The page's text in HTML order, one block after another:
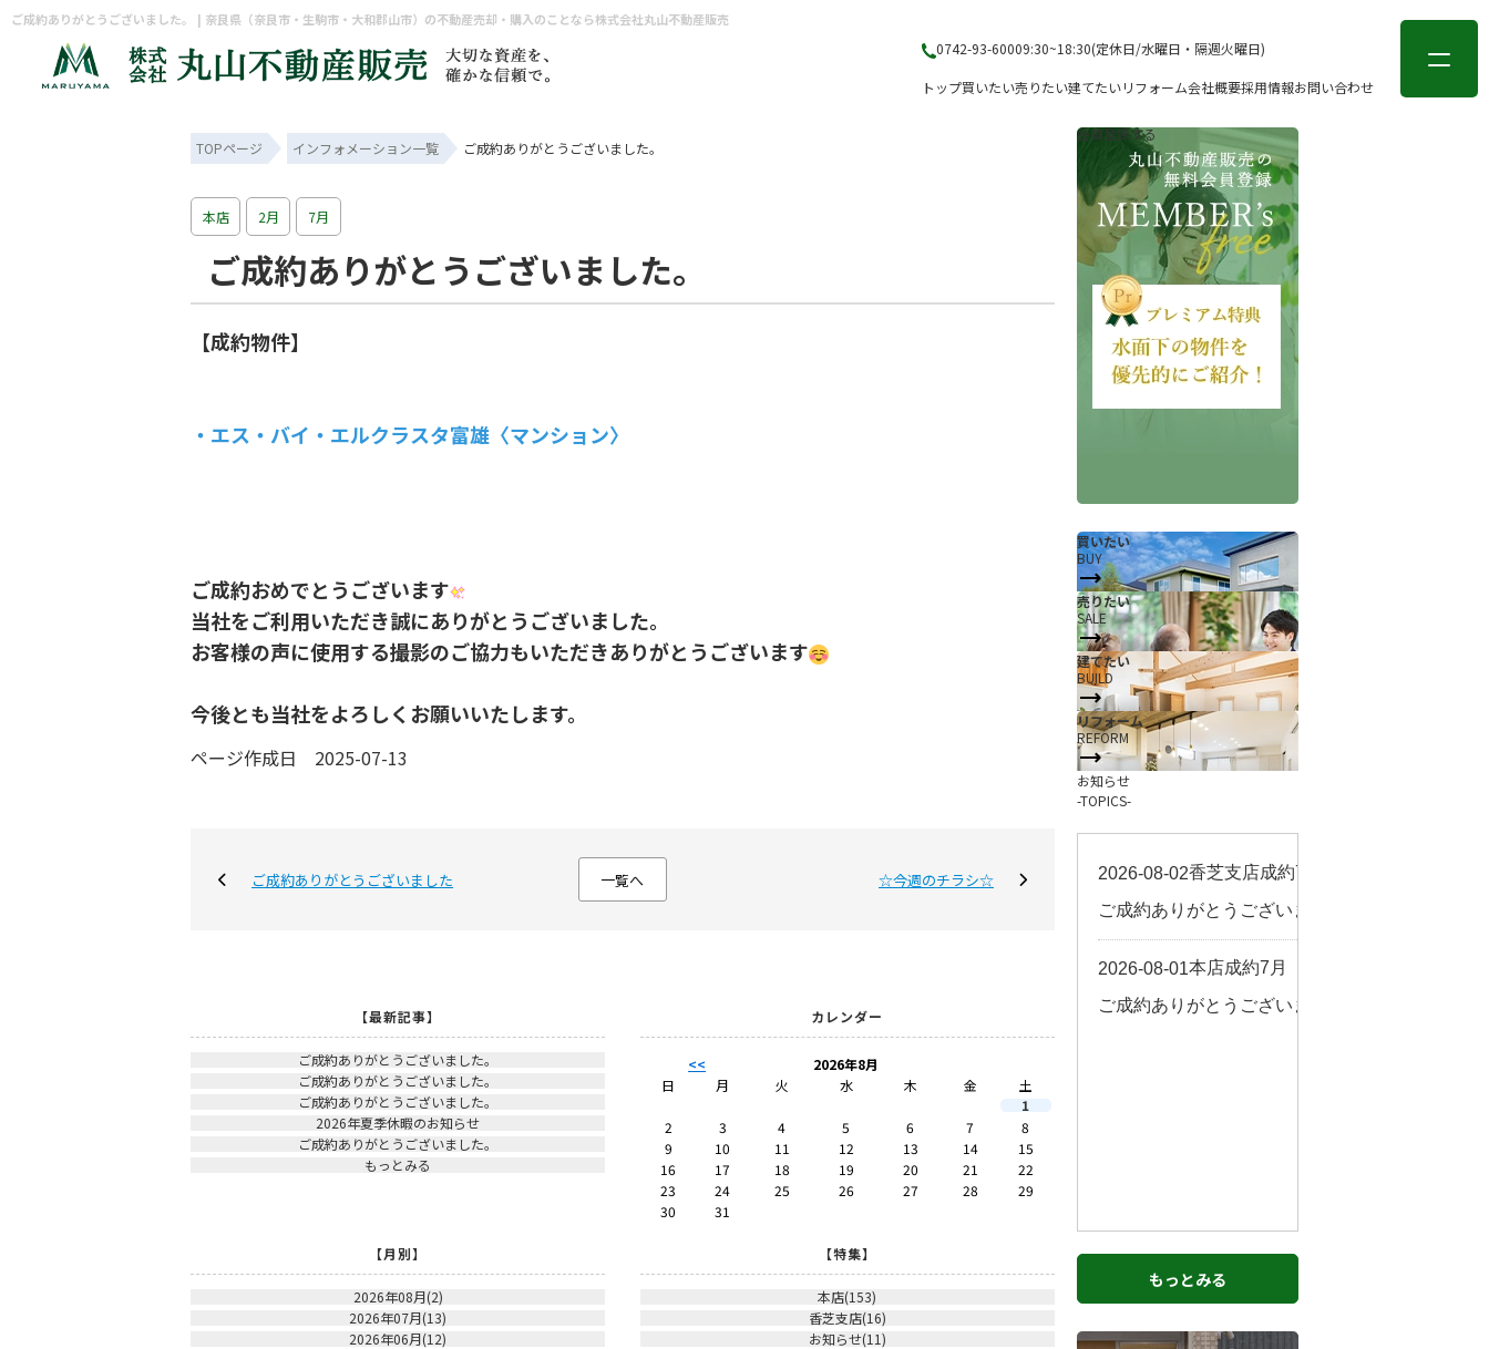
ご成約ありがとうございました。 | 奈良県（奈良市・生駒市・大和郡山市）の不動産売却・購入のことなら株式会社丸山不動産販売
0742-93-60009:30~18:30(定休日/水曜日・隔週火曜日)
トップ買いたい売りたい建てたいリフォーム会社概要採用情報お問い合わせ
会員登録 ログイン
TOPページ インフォメーション一覧 ご成約ありがとうございました。
本店 2月 7月
ご成約ありがとうございました。
【成約物件】
・エス・バイ・エルクラスタ富雄〈マンション〉
ご成約おめでとうございます
当社をご利用いただき誠にありがとうございました。
お客様の声に使用する撮影のご協力もいただきありがとうございます
今後とも当社をよろしくお願いいたします。
ページ作成日 2025-07-13
ご成約ありがとうございました 一覧へ ☆今週のチラシ☆
【最新記事】
ご成約ありがとうございました。
ご成約ありがとうございました。
ご成約ありがとうございました。
2026年夏季休暇のお知らせ
ご成約ありがとうございました。
もっとみる
カレンダー
<<
2026年8月
日
月 火 水 木 金
土
1
2
3 4 5 6 7
8
9
10 11 12 13 14
15
16
17 18 19 20 21
22
23
24 25 26 27 28
29
30
31
【月別】
2026年08月(2)
2026年07月(13)
2026年06月(12)
【特集】
本店(153)
香芝支店(16)
お知らせ(11)
会員登録する
買いたい
BUY
売りたい
SALE
建てたい
BUILD
リフォーム
REFORM
お知らせ
-TOPICS-
もっとみる